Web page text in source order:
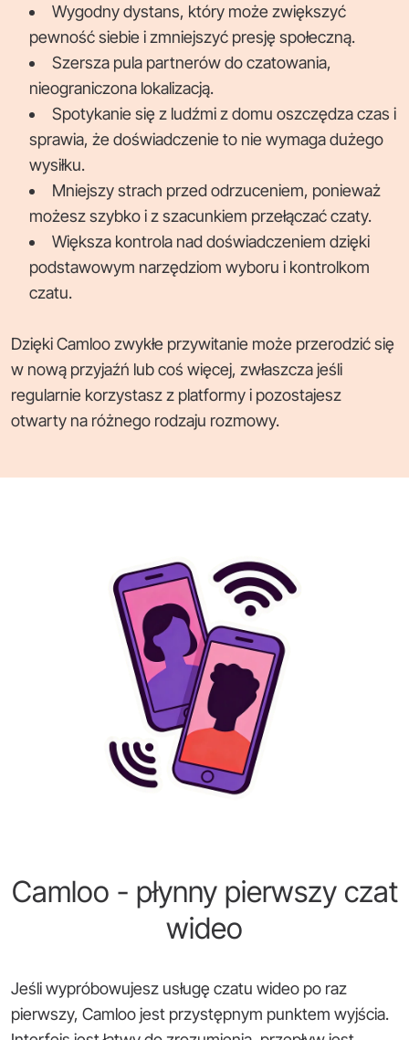
Wygodny dystans, który może zwiększyć
pewność siebie i zmniejszyć presję społeczną.
Szersza pula partnerów do czatowania,
nieograniczona lokalizacją.
Spotykanie się z ludźmi z domu oszczędza czas i
sprawia, że doświadczenie to nie wymaga dużego
wysiłku.
Mniejszy strach przed odrzuceniem, ponieważ
możesz szybko i z szacunkiem przełączać czaty.
Większa kontrola nad doświadczeniem dzięki
podstawowym narzędziom wyboru i kontrolkom
czatu.
Dzięki Camloo zwykłe przywitanie może przerodzić się
w nową przyjaźń lub coś więcej, zwłaszcza jeśli
regularnie korzystasz z platformy i pozostajesz
otwarty na różnego rodzaju rozmowy.
Camloo - płynny pierwszy czat
wideo
Jeśli wypróbowujesz usługę czatu wideo po raz
pierwszy, Camloo jest przystępnym punktem wyjścia.